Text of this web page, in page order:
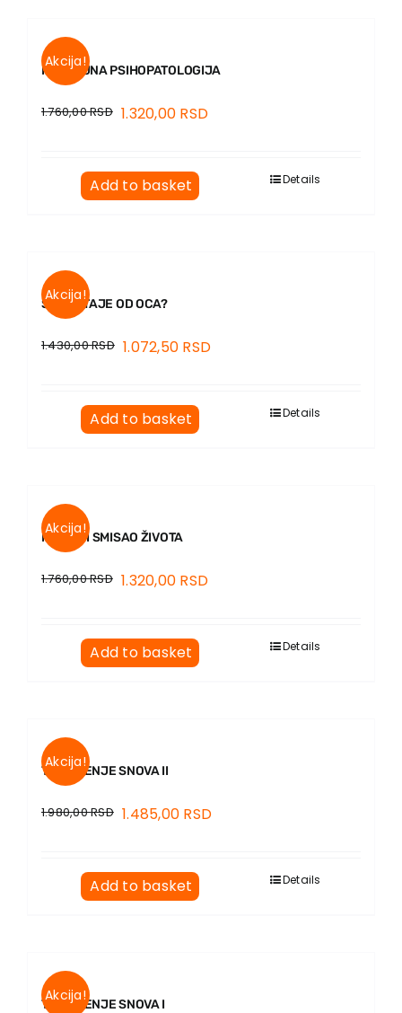
Akcija!
RAZVOJNA PSIHOPATOLOGIJA
1.760,00RSD 1.320,00 RSD
Add to basket Details
Akcija!
ŠTA OSTAJE OD OCA?
1.430,00RSD 1.072,50 RSD
Add to basket Details
Akcija!
MOZAK I SMISAO ŽIVOTA
1.760,00RSD 1.320,00 RSD
Add to basket Details
Akcija!
TUMAČENJE SNOVA II
1.980,00RSD 1.485,00 RSD
Add to basket Details
Akcija!
TUMAČENJE SNOVA I